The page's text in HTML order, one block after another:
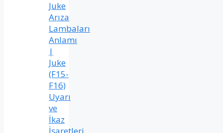
Juke
Arıza
Lambaları
Anlamı
|
Juke
(F15-
F16)
Uyarı
ve
İkaz